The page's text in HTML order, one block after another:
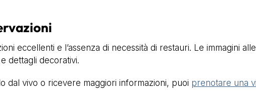
eccellenti e l’assenza di necessità di restauri. Le immagini
dettagli decorativi.
dal vivo o ricevere maggiori informazioni, puoi prenotare una